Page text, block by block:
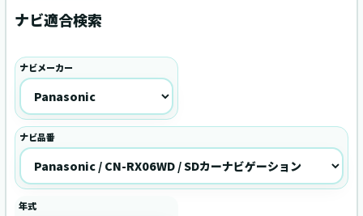
ナビ適合検索
ナビメーカー
ナビ品番
年式